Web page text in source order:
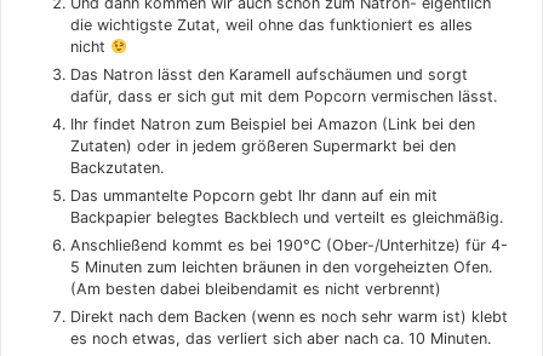
die wichtigste Zutat, weil ohne das funktioniert es alles
nicht
Das Natron lässt den Karamell aufschäumen und sorgt
dafür, dass er sich gut mit dem Popcorn vermischen lässt.
Ihr findet Natron zum Beispiel bei Amazon (Link bei den
Zutaten) oder in jedem größeren Supermarkt bei den
Backzutaten.
Das ummantelte Popcorn gebt Ihr dann auf ein mit
Backpapier belegtes Backblech und verteilt es gleichmäßig.
Anschließend kommt es bei 190°C (Ober-/Unterhitze) für 4-
5 Minuten zum leichten bräunen in den vorgeheizten Ofen.
(Am besten dabei bleibendamit es nicht verbrennt)
Direkt nach dem Backen (wenn es noch sehr warm ist) klebt
es noch etwas, das verliert sich aber nach ca. 10 Minuten.